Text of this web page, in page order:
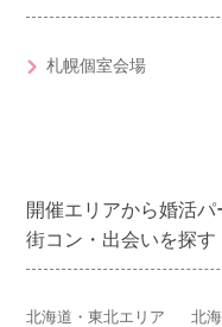
札幌個室会場
開催エリアから婚活
街コン・出会いを探す
北海道・東北エリア 北